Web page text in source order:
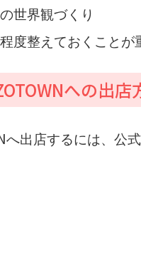
世界観づくり
度整えておくことが
への出店
へ出店するには、公